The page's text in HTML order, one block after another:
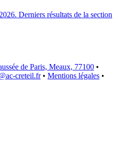
Derniers résultats de la section
de Paris, Meaux, 77100 •
creteil.fr • Mentions légales •